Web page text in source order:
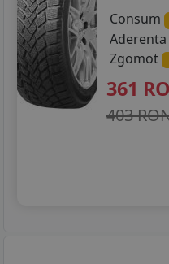
Consum
Aderenta
Zgomot
361
403